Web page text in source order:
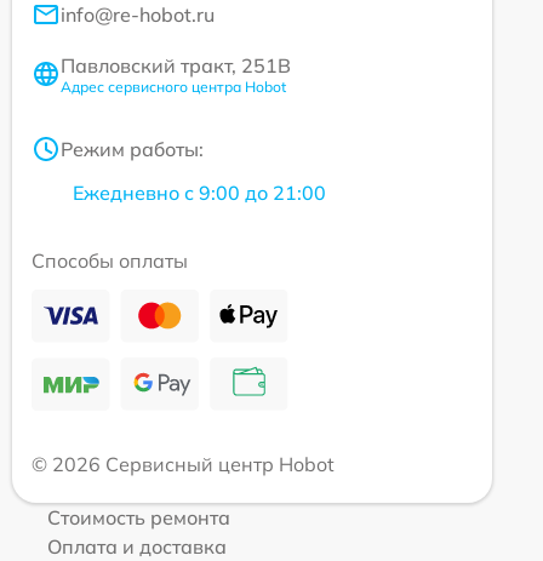
info@re-hobot.ru
Павловский тракт, 251В
Адрес сервисного центра Hobot
Режим работы:
Ежедневно с 9:00 до 21:00
Способы оплаты
© 2026 Сервисный центр Hobot
Стоимость ремонта
Оплата и доставка